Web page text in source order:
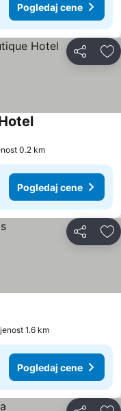
Pogledaj cene
Deli
Pogledaj cene
0.2 km
Pogledaj cene
Deli
1.6 km
Pogledaj cene